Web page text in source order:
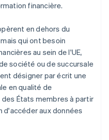
financière.
en dehors du
qui ont besoin
au sein de l'UE,
société ou de succursale
désigner par écrit une
en qualité de
États membres à partir
d'accéder aux données